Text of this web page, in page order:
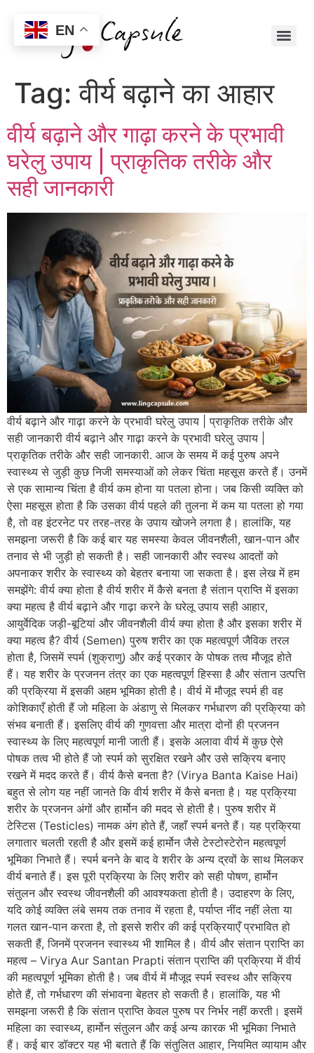
Tag:वीर्य बढ़ाने का आहार
वीर्य बढ़ाने और गाढ़ा करने के प्रभावी
घरेलु उपाय | प्राकृतिक तरीके और
सही जानकारी
वीर्य बढ़ाने और गाढ़ा करने के प्रभावी घरेलु उपाय | प्राकृतिक तरीके और
सही जानकारी वीर्य बढ़ाने और गाढ़ा करने के प्रभावी घरेलु उपाय |
प्राकृतिक तरीके और सही जानकारी. आज के समय में कई पुरुष अपने
स्वास्थ्य से जुड़ी कुछ निजी समस्याओं को लेकर चिंता महसूस करते हैं। उनमें
से एक सामान्य चिंता है वीर्य कम होना या पतला होना। जब किसी व्यक्ति को
ऐसा महसूस होता है कि उसका वीर्य पहले की तुलना में कम या पतला हो गया
है, तो वह इंटरनेट पर तरह-तरह के उपाय खोजने लगता है। हालांकि, यह
समझना जरूरी है कि कई बार यह समस्या केवल जीवनशैली, खान-पान और
तनाव से भी जुड़ी हो सकती है। सही जानकारी और स्वस्थ आदतों को
अपनाकर शरीर के स्वास्थ्य को बेहतर बनाया जा सकता है। इस लेख में हम
समझेंगे: वीर्य क्या होता है वीर्य शरीर में कैसे बनता है संतान प्राप्ति में इसका
क्या महत्व है वीर्य बढ़ाने और गाढ़ा करने के घरेलू उपाय सही आहार,
आयुर्वेदिक जड़ी-बूटियां और जीवनशैली वीर्य क्या होता है और इसका शरीर में
क्या महत्व है? वीर्य (Semen) पुरुष शरीर का एक महत्वपूर्ण जैविक तरल
होता है, जिसमें स्पर्म (शुक्राणु) और कई प्रकार के पोषक तत्व मौजूद होते
हैं। यह शरीर के प्रजनन तंत्र का एक महत्वपूर्ण हिस्सा है और संतान उत्पत्ति
की प्रक्रिया में इसकी अहम भूमिका होती है। वीर्य में मौजूद स्पर्म ही वह
कोशिकाएँ होती हैं जो महिला के अंडाणु से मिलकर गर्भधारण की प्रक्रिया को
संभव बनाती हैं। इसलिए वीर्य की गुणवत्ता और मात्रा दोनों ही प्रजनन
स्वास्थ्य के लिए महत्वपूर्ण मानी जाती हैं। इसके अलावा वीर्य में कुछ ऐसे
पोषक तत्व भी होते हैं जो स्पर्म को सुरक्षित रखने और उसे सक्रिय बनाए
रखने में मदद करते हैं। वीर्य कैसे बनता है? (Virya Banta Kaise Hai)
बहुत से लोग यह नहीं जानते कि वीर्य शरीर में कैसे बनता है। यह प्रक्रिया
शरीर के प्रजनन अंगों और हार्मोन की मदद से होती है। पुरुष शरीर में
टेस्टिस (Testicles) नामक अंग होते हैं, जहाँ स्पर्म बनते हैं। यह प्रक्रिया
लगातार चलती रहती है और इसमें कई हार्मोन जैसे टेस्टोस्टेरोन महत्वपूर्ण
भूमिका निभाते हैं। स्पर्म बनने के बाद वे शरीर के अन्य द्रवों के साथ मिलकर
वीर्य बनाते हैं। इस पूरी प्रक्रिया के लिए शरीर को सही पोषण, हार्मोन
संतुलन और स्वस्थ जीवनशैली की आवश्यकता होती है। उदाहरण के लिए,
यदि कोई व्यक्ति लंबे समय तक तनाव में रहता है, पर्याप्त नींद नहीं लेता या
गलत खान-पान करता है, तो इससे शरीर की कई प्रक्रियाएँ प्रभावित हो
सकती हैं, जिनमें प्रजनन स्वास्थ्य भी शामिल है। वीर्य और संतान प्राप्ति का
महत्व – Virya Aur Santan Prapti संतान प्राप्ति की प्रक्रिया में वीर्य
की महत्वपूर्ण भूमिका होती है। जब वीर्य में मौजूद स्पर्म स्वस्थ और सक्रिय
होते हैं, तो गर्भधारण की संभावना बेहतर हो सकती है। हालांकि, यह भी
समझना जरूरी है कि संतान प्राप्ति केवल पुरुष पर निर्भर नहीं करती। इसमें
महिला का स्वास्थ्य, हार्मोन संतुलन और कई अन्य कारक भी भूमिका निभाते
हैं। कई बार डॉक्टर यह भी बताते हैं कि संतुलित आहार, नियमित व्यायाम और
EN